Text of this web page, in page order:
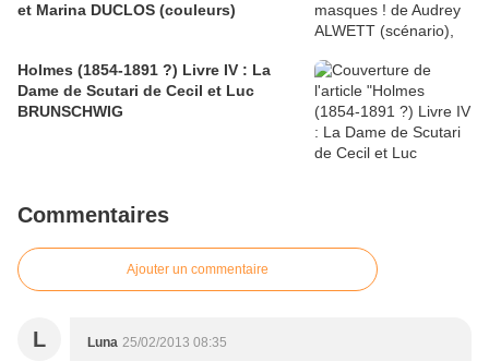
et Marina DUCLOS (couleurs)
Holmes (1854-1891 ?) Livre IV : La
Dame de Scutari de Cecil et Luc
BRUNSCHWIG
Commentaires
Ajouter un commentaire
L Luna 25/02/2013 08:35